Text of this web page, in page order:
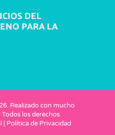
DEL
PARA LA
. Realizado con mucho
Todos los derechos
Política de Privacidad